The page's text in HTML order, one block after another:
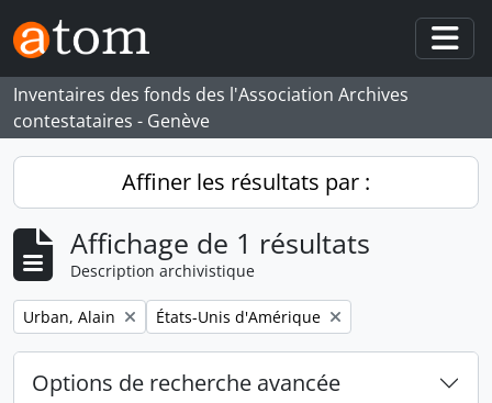
Skip to main content
Inventaires des fonds des l'Association Archives
contestataires - Genève
Affiner les résultats par :
Affichage de 1 résultats
Description archivistique
Remove filter:
Urban, Alain Remove filter:
États-Unis d'Amérique
Options de recherche avancée